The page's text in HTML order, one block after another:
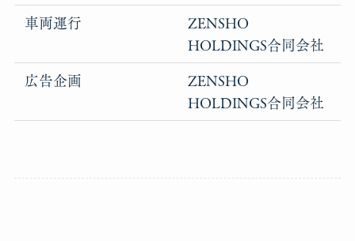
車両運行
ZENSHO
HOLDINGS合同会社
広告企画
ZENSHO
HOLDINGS合同会社